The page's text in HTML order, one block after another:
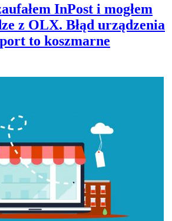
InPost i mogłem
z OLX. Błąd urządzenia
to koszmarne